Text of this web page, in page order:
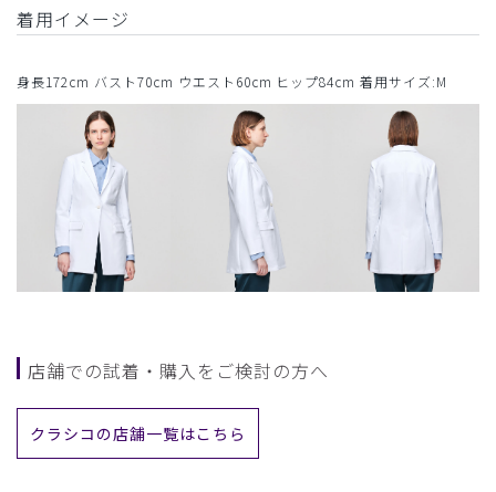
着用イメージ
身長172cm バスト70cm ウエスト60cm ヒップ84cm 着用サイズ:M
店舗での試着・購入をご検討の方へ
クラシコの店舗一覧はこちら